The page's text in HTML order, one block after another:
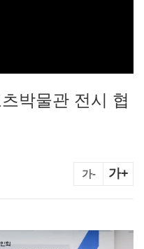
박물관 전시 협
가- 가+